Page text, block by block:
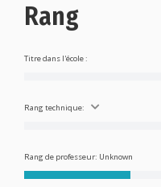
Rang
Titre dans l'école :
Rang technique:
Rang de professeur: Unknown